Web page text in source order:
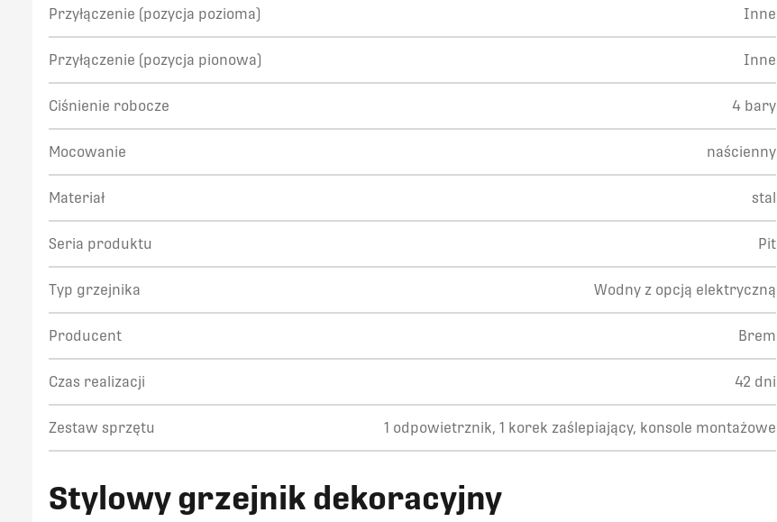
Przyłączenie (pozycja pozioma) Inne
Przyłączenie (pozycja pionowa) Inne
Ciśnienie robocze 4 bary
Mocowanie naścienny
Materiał stal
Seria produktu Pit
Typ grzejnika Wodny z opcją elektryczną
Producent Brem
Czas realizacji 42 dni
Zestaw sprzętu 1 odpowietrznik, 1 korek zaślepiający, konsole montażowe
Stylowy grzejnik dekoracyjny